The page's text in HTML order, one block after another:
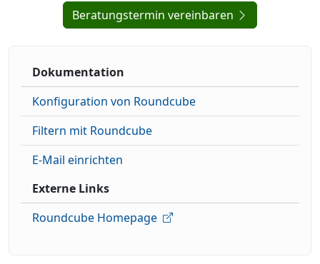
Beratungstermin vereinbaren
Dokumentation
Konfiguration von Roundcube
Filtern mit Roundcube
E-Mail einrichten
Externe Links
Roundcube Homepage